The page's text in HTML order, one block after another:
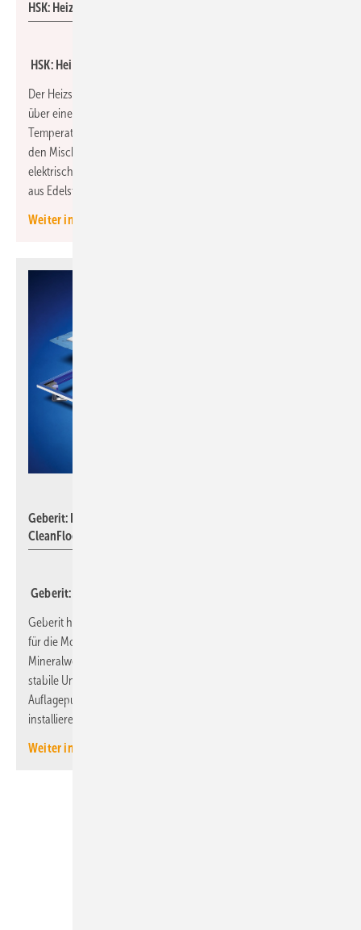
HSK: Heizstab 6 Smart.
HSK: Heizstab mit Touch- und App-Bedienung
Der Heizstab 6 Smart von HSK lässt sich direkt am Gerät und
über eine App steuern. So lassen sich Heizzeiten, Modi und
Temperaturen flexibel planen und anpassen. Der Heizstab ist für
den Mischbetrieb mit der Zentralheizung und für den rein
elektrischen Betrieb ausgelegt. Eine Wärmeübertragungsfläche
aus Edelstahl reduziert Ablagerungen.
Weiter informieren
Geberit: Duofix Installationsrahmen und Duschfläche
CleanFloor30.
Geberit: Installationsrahmen für Duschflächen
Geberit hat sein Duofix-Programm um einen Installationsrahmen
für die Montage der Duschfläche CleanFloor aus
Mineralwerkstoff erweitert. Werkseitig vorgefertigt lässt sich die
stabile Unterkonstruktion mit mehreren schallgedämpften
Auflagepunkten und einer Mittelfußabstützung sehr schnell
installieren.
Weiter informieren